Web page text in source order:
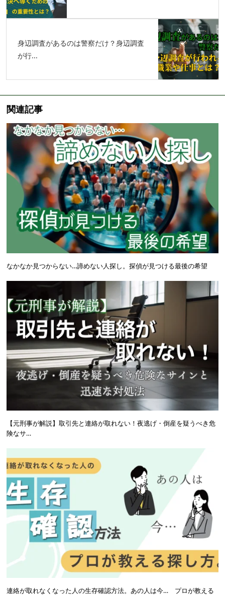
身辺調査があるのは警察だけ？身辺調査
が行...
関連記事
なかなか見つからない…諦めない人探し。探偵が見つける最後の希望
【元刑事が解説】取引先と連絡が取れない！夜逃げ・倒産を疑うべき危
険なサ…
連絡が取れなくなった人の生存確認方法。あの人は今… プロが教える